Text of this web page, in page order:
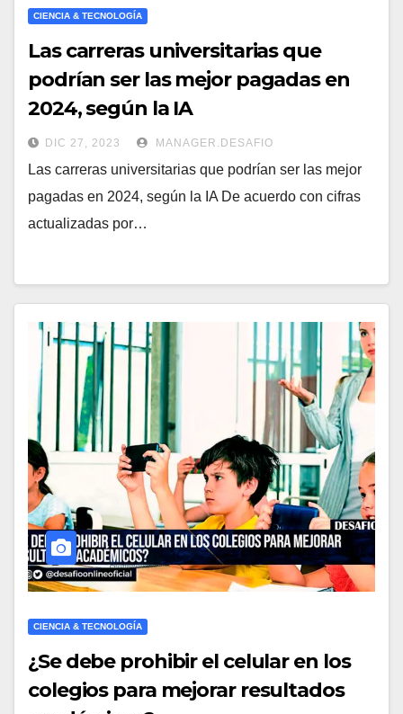
CIENCIA & TECNOLOGÍA
Las carreras universitarias que
podrían ser las mejor pagadas en
2024, según la IA
DIC 27, 2023 MANAGER.DESAFIO
Las carreras universitarias que podrían ser las mejor
pagadas en 2024, según la IA De acuerdo con cifras
actualizadas por…
CIENCIA & TECNOLOGÍA
¿Se debe prohibir el celular en los
colegios para mejorar resultados